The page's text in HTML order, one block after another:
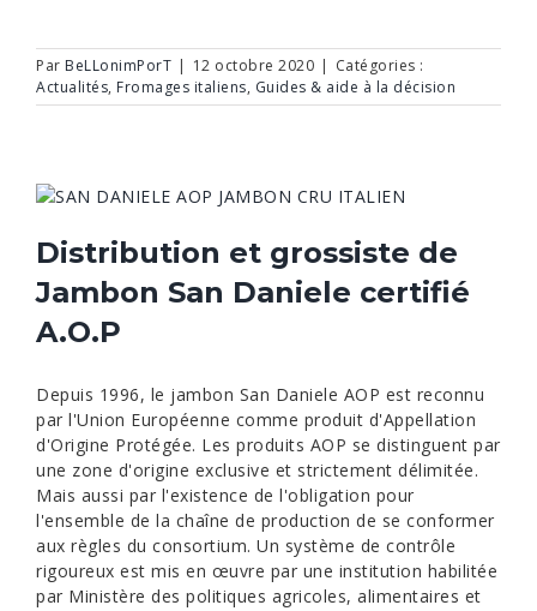
Par BeLLonimPorT | 12 octobre 2020 | Catégories :
Actualités, Fromages italiens, Guides & aide à la décision
Distribution et grossiste de
Jambon San Daniele certifié
A.O.P
Depuis 1996, le jambon San Daniele AOP est reconnu
par l'Union Européenne comme produit d'Appellation
d'Origine Protégée. Les produits AOP se distinguent par
une zone d'origine exclusive et strictement délimitée.
Mais aussi par l'existence de l'obligation pour
l'ensemble de la chaîne de production de se conformer
aux règles du consortium. Un système de contrôle
rigoureux est mis en œuvre par une institution habilitée
par Ministère des politiques agricoles, alimentaires et